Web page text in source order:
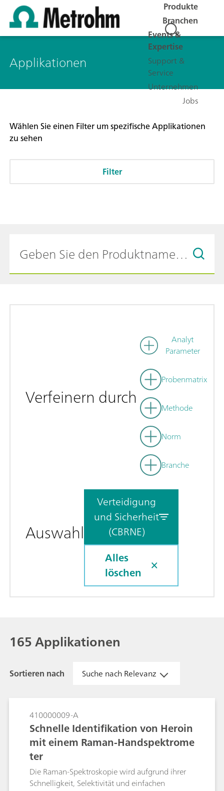
Produkte
Branchen
Events &
Expertise
Support &
Service
Unternehmen
Jobs
Applikationen
Wählen Sie einen Filter um spezifische Applikationen
zu sehen
Filter
Verfeinern durch
Analyt
Parameter
Probenmatrix
Methode
Norm
Branche
Auswahl
Verteidigung
und Sicherheit
(CBRNE)
Alles
löschen
165 Applikationen
Sortieren nach Suche nach Relevanz
410000009-A
Schnelle Identifikation von Heroin
mit einem Raman-Handspektrome
ter
Die Raman-Spektroskopie wird aufgrund ihrer
Schnelligkeit, Selektivität und einfachen